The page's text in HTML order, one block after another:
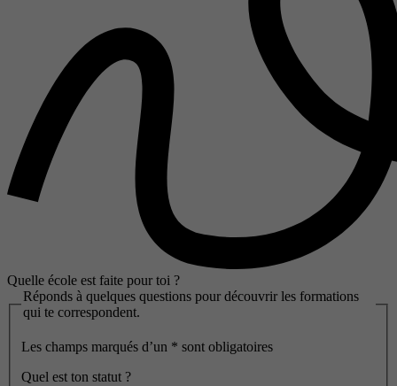
Quelle école est faite pour toi ?
Réponds à quelques questions pour découvrir les formations
qui te correspondent.
Les champs marqués d’un * sont obligatoires
Quel est ton statut ?